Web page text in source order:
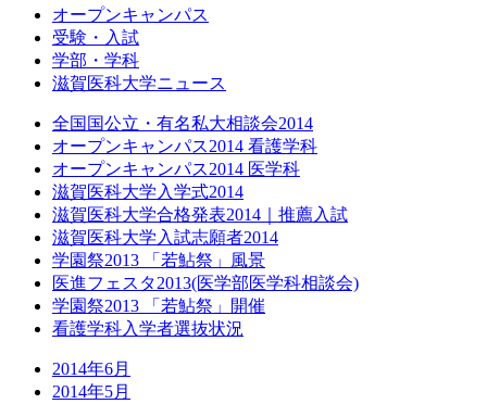
オープンキャンパス
受験・入試
学部・学科
滋賀医科大学ニュース
全国国公立・有名私大相談会2014
オープンキャンパス2014 看護学科
オープンキャンパス2014 医学科
滋賀医科大学入学式2014
滋賀医科大学合格発表2014｜推薦入試
滋賀医科大学入試志願者2014
学園祭2013 「若鮎祭」風景
医進フェスタ2013(医学部医学科相談会)
学園祭2013 「若鮎祭」開催
看護学科入学者選抜状況
2014年6月
2014年5月